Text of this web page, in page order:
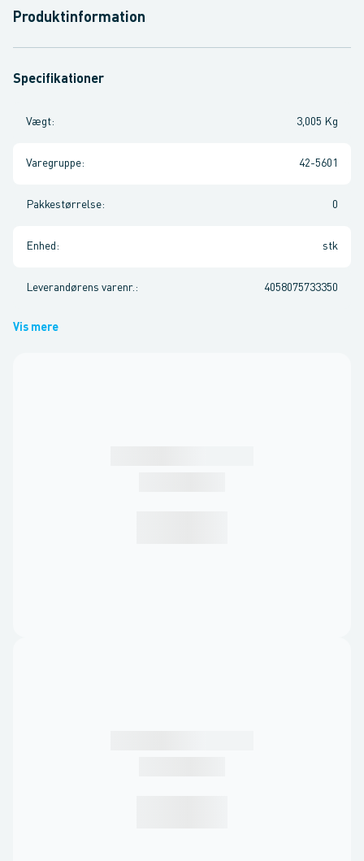
Produktinformation
Specifikationer
Vægt: 3,005 Kg
Varegruppe: 42-5601
Pakkestørrelse: 0
Enhed : stk
Leverandørens varenr. : 4058075733350
Vis mere